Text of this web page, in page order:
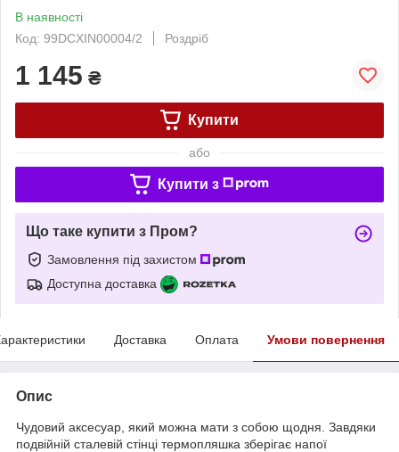
В наявності
Код: 99DCXIN00004/2
Роздріб
1 145 ₴
Купити
або
Купити з
Що таке купити з Пром?
Замовлення під захистом
Доступна доставка
Доставка Оплата Умови повернення
Опис
Чудовий аксесуар, який можна мати з собою щодня. Завдяки
подвійній сталевій стінці термопляшка зберігає напої